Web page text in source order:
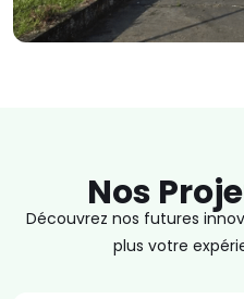
Nos
Découvrez nos futures
plus votre